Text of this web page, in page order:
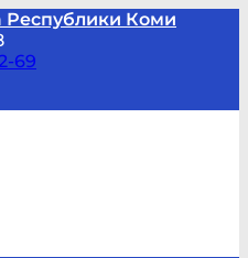
Республики Коми
69